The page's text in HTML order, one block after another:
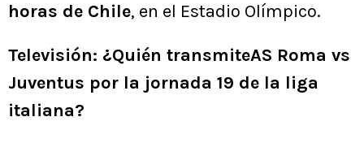
horas de Chile, en el Estadio Olímpico.
Televisión: ¿Quién transmiteAS Roma vs
Juventus por la jornada 19 de la liga
italiana?